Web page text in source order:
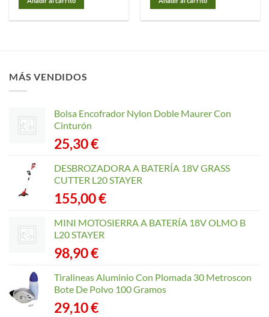
MÁS VENDIDOS
Bolsa Encofrador Nylon Doble Maurer Con
Cinturón
25,30€
DESBROZADORA A BATERÍA 18V GRASS
CUTTER L20 STAYER
155,00€
MINI MOTOSIERRA A BATERÍA 18V OLMO B
L20 STAYER
98,90€
Tiralineas Aluminio Con Plomada 30 Metroscon
Bote De Polvo 100 Gramos
29,10€